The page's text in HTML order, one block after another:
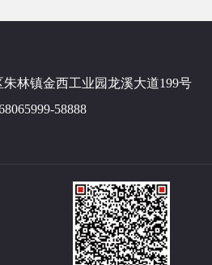
林镇金西工业园龙溪大道199号
58888